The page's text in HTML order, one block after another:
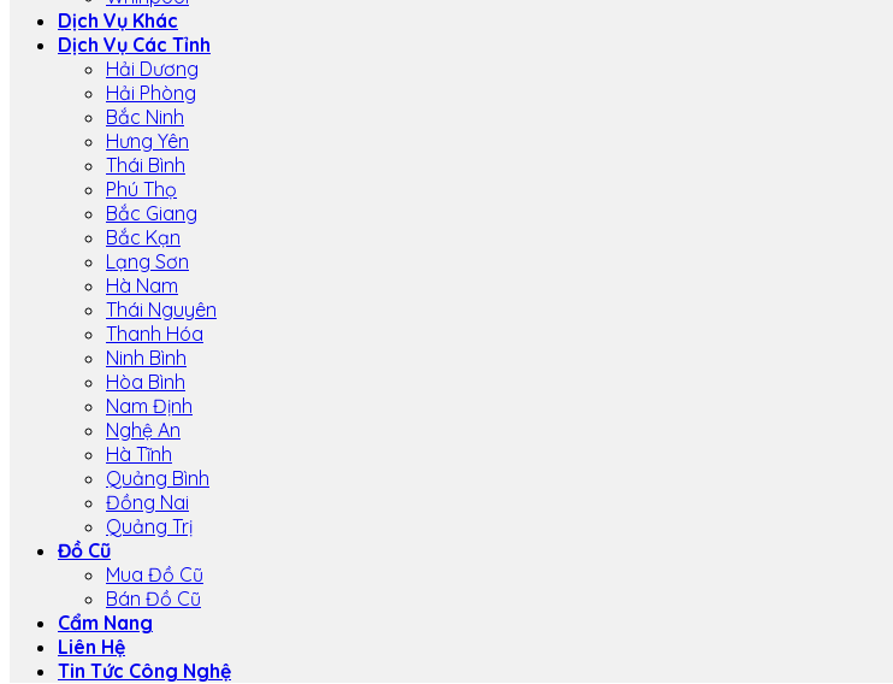
Dịch Vụ Khác
Dịch Vụ Các Tỉnh
Hải Dương
Hải Phòng
Bắc Ninh
Hưng Yên
Thái Bình
Phú Thọ
Bắc Giang
Bắc Kạn
Lạng Sơn
Hà Nam
Thái Nguyên
Thanh Hóa
Ninh Bình
Hòa Bình
Nam Định
Nghệ An
Hà Tĩnh
Quảng Bình
Đồng Nai
Quảng Trị
Đồ Cũ
Mua Đồ Cũ
Bán Đồ Cũ
Cẩm Nang
Liên Hệ
Tin Tức Công Nghệ